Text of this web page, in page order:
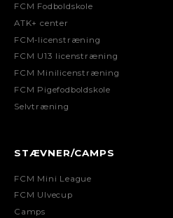
FCM Fodboldskole
ATK+ center
FCM-licenstræning
FCM U13 licenstræning
FCM Minilicenstræning
FCM Pigefodboldskole
Selvtræning
STÆVNER/CAMPS
FCM Mini League
FCM Ulvecup
Camps